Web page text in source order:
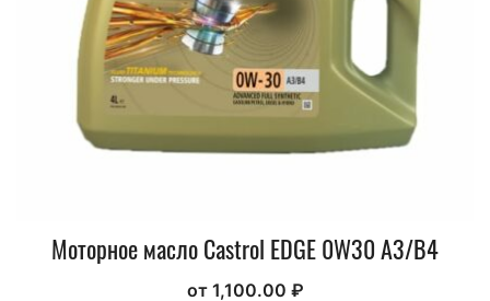
Моторное масло Castrol EDGE 0W30 A3/B4
от 1,100.00 ₽